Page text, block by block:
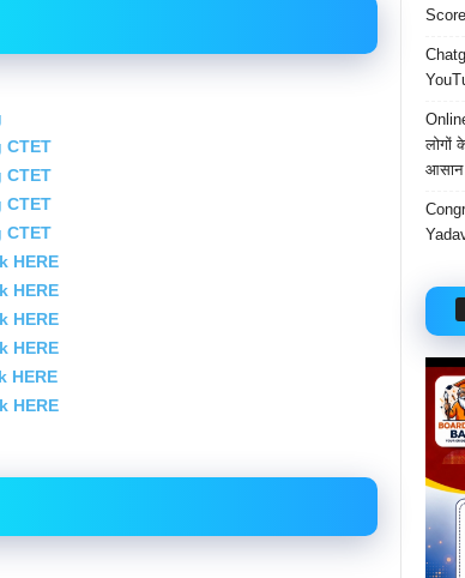
CTET
CTET
CTET
CTET
HERE
HERE
HERE
HERE
HERE
HERE
लोगों
आसान